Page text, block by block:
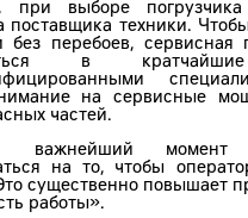
при выборе
поставщика техники.
без перебоев, сервисная
в
на сервисные
частей.
важнейший момент
на то, чтобы
существенно повышает
работы».